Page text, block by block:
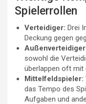
Spielerrollen
Verteidiger: Drei
Deckung gegen
sowohl die
überlappen oft mit
Mittelfeldspieler:
das Tempo des
Aufgaben und